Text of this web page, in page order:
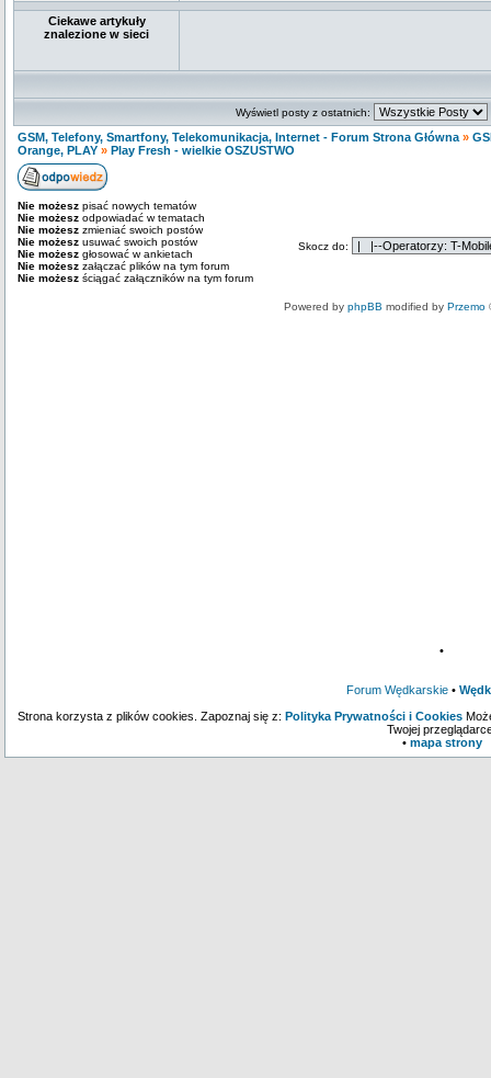
Ciekawe artykuły
znalezione w sieci
Wyświetl posty z ostatnich:
GSM, Telefony, Smartfony, Telekomunikacja, Internet - Forum Strona Główna »
Orange, PLAY » Play Fresh - wielkie OSZUSTWO
Nie możesz pisać nowych tematów
Nie możesz odpowiadać w tematach
Nie możesz zmieniać swoich postów
Nie możesz usuwać swoich postów
Nie możesz głosować w ankietach
Nie możesz załączać plików na tym forum
Nie możesz ściągać załączników na tym forum
Skocz do:
Powered by phpBB modified by Przemo
•
Forum Wędkarskie•
Strona korzysta z plików cookies. Zapoznaj się z: Polityka Prywatności i Cookies
Twojej
• mapa strony